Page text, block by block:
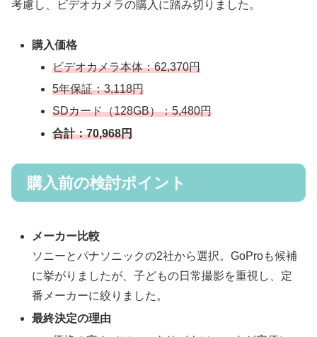
考慮し、ビデオカメラの購入に踏み切りました。
購入価格
ビデオカメラ本体：62,370円
5年保証：3,118円
SDカード（128GB）：5,480円
合計：70,968円
購入前の検討ポイント
メーカー比較
ソニーとパナソニックの2社から選択。GoProも候補
に挙がりましたが、子どもの日常撮影を重視し、定
番メーカーに絞りました。
最終決定の理由